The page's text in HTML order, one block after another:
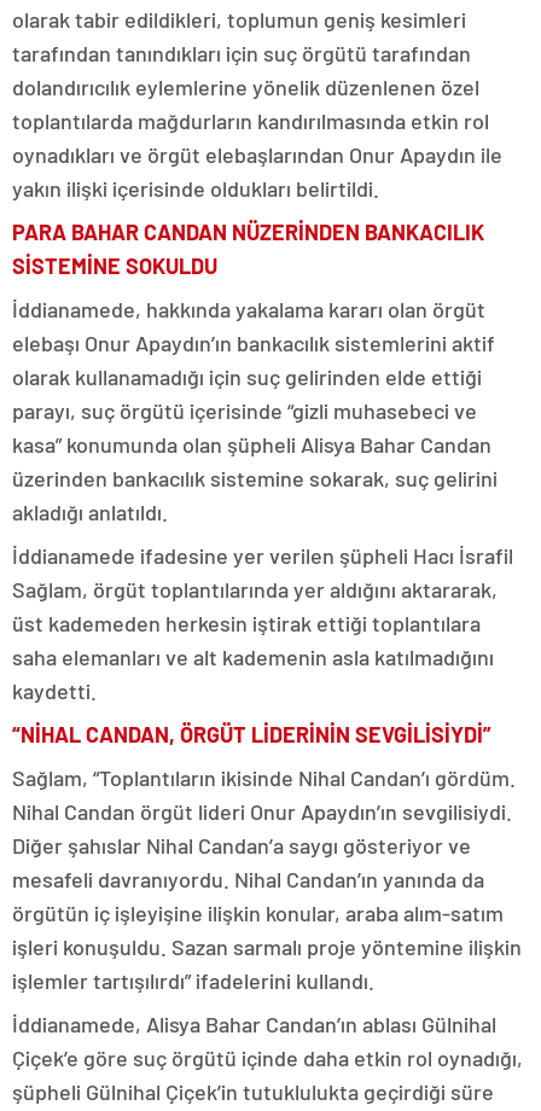
olarak tabir edildikleri, toplumun geniş kesimleri
tarafından tanındıkları için suç örgütü tarafından
dolandırıcılık eylemlerine yönelik düzenlenen özel
toplantılarda mağdurların kandırılmasında etkin rol
oynadıkları ve örgüt elebaşlarından Onur Apaydın ile
yakın ilişki içerisinde oldukları belirtildi.
PARA BAHAR CANDAN NÜZERİNDEN BANKACILIK
SİSTEMİNE SOKULDU
İddianamede, hakkında yakalama kararı olan örgüt
elebaşı Onur Apaydın’ın bankacılık sistemlerini aktif
olarak kullanamadığı için suç gelirinden elde ettiği
parayı, suç örgütü içerisinde “gizli muhasebeci ve
kasa” konumunda olan şüpheli Alisya Bahar Candan
üzerinden bankacılık sistemine sokarak, suç gelirini
akladığı anlatıldı.
İddianamede ifadesine yer verilen şüpheli Hacı İsrafil
Sağlam, örgüt toplantılarında yer aldığını aktararak,
üst kademeden herkesin iştirak ettiği toplantılara
saha elemanları ve alt kademenin asla katılmadığını
kaydetti.
“NİHAL CANDAN, ÖRGÜT LİDERİNİN SEVGİLİSİYDİ”
Sağlam, “Toplantıların ikisinde Nihal Candan’ı gördüm.
Nihal Candan örgüt lideri Onur Apaydın’ın sevgilisiydi.
Diğer şahıslar Nihal Candan’a saygı gösteriyor ve
mesafeli davranıyordu. Nihal Candan’ın yanında da
örgütün iç işleyişine ilişkin konular, araba alım-satım
işleri konuşuldu. Sazan sarmalı proje yöntemine ilişkin
işlemler tartışılırdı” ifadelerini kullandı.
İddianamede, Alisya Bahar Candan’ın ablası Gülnihal
Çiçek’e göre suç örgütü içinde daha etkin rol oynadığı,
şüpheli Gülnihal Çiçek’in tutuklulukta geçirdiği süre